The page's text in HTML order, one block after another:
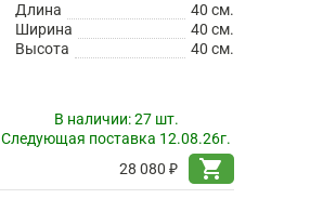
Длина
40 см.
Ширина
40 см.
Высота
40 см.
В наличии:27 шт.
Следующая поставка 12.08.26г.
28 080 ₽
shopping_cart